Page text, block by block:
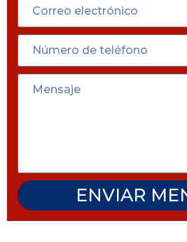
ENVIAR